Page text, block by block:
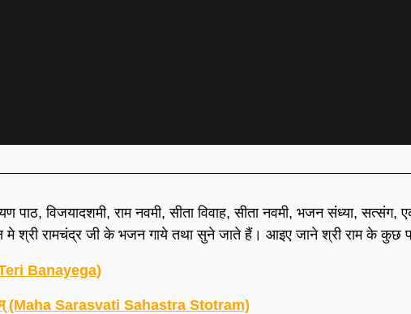
पाठ, विजयादशमी, राम नवमी, सीता विवाह, सीता नवमी, भजन संध्या, सत्संग,
मे श्री रामचंद्र जी के भजन गाये तथा सुने जाते हैं। आइए जाने श्री राम के कुछ
Teri Banayega)
(Maha Sarasvati Sahastra Stotram)